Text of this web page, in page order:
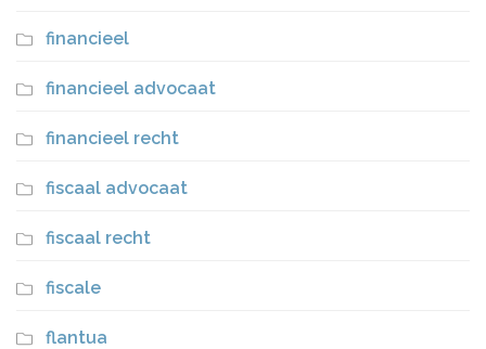
financieel
financieel advocaat
financieel recht
fiscaal advocaat
fiscaal recht
fiscale
flantua